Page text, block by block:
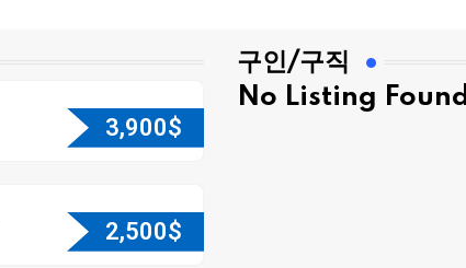
3,900$
2,500$
구인/구직
No Listing